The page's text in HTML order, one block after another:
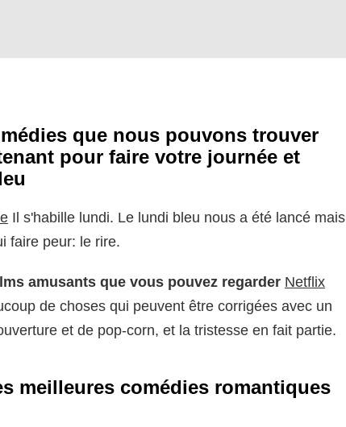
que nous pouvons trouver
pour faire votre journée et
Il s'habille lundi. Le lundi bleu nous a été lancé mais
faire peur: le rire.
amusants que vous pouvez regarder Netflix
de choses qui peuvent être corrigées avec un
et de pop-corn, et la tristesse en fait partie.
meilleures comédies romantiques